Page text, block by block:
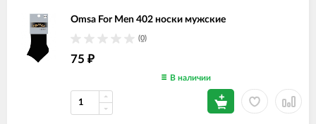
Omsa For Men 402 носки мужские
(0)
75 ₽
В наличии